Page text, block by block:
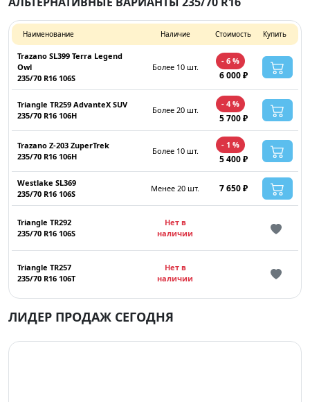
Наименование Наличие Стоимость Купить
Trazano SL399 Terra Legend
Owl
235/70 R16 106S
Более 10 шт.
- 6 %
6 000 ₽
Triangle TR259 AdvanteX SUV
235/70 R16 106H
Более 20 шт.
- 4 %
5 700 ₽
Trazano Z-203 ZuperTrek
235/70 R16 106H
Более 10 шт.
- 1 %
5 400 ₽
Westlake SL369
235/70 R16 106S
Менее 20 шт. 7 650 ₽
Triangle TR292
235/70 R16 106S
Нет в
наличии
Triangle TR257
235/70 R16 106T
Нет в
наличии
ЛИДЕР ПРОДАЖ СЕГОДНЯ